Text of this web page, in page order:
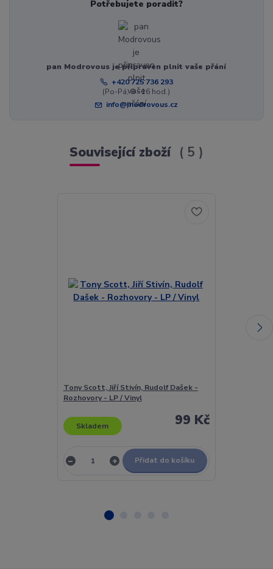
Potřebujete poradit?
pan Modrovous je připraven plnit vaše přání
+420 725 736 293
(Po-Pá, 8 - 16 hod.)
info@modrovous.cz
Související zboží 5
Tony Scott, Jiří Stivín, Rudolf Dašek -
Rozhovory - LP / Vinyl
99 Kč
Skladem
Přidat do košíku